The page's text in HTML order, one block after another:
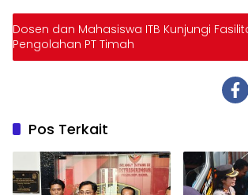
Dosen dan Mahasiswa ITB Kunjungi
Pengolahan PT Timah
Pos Terkait